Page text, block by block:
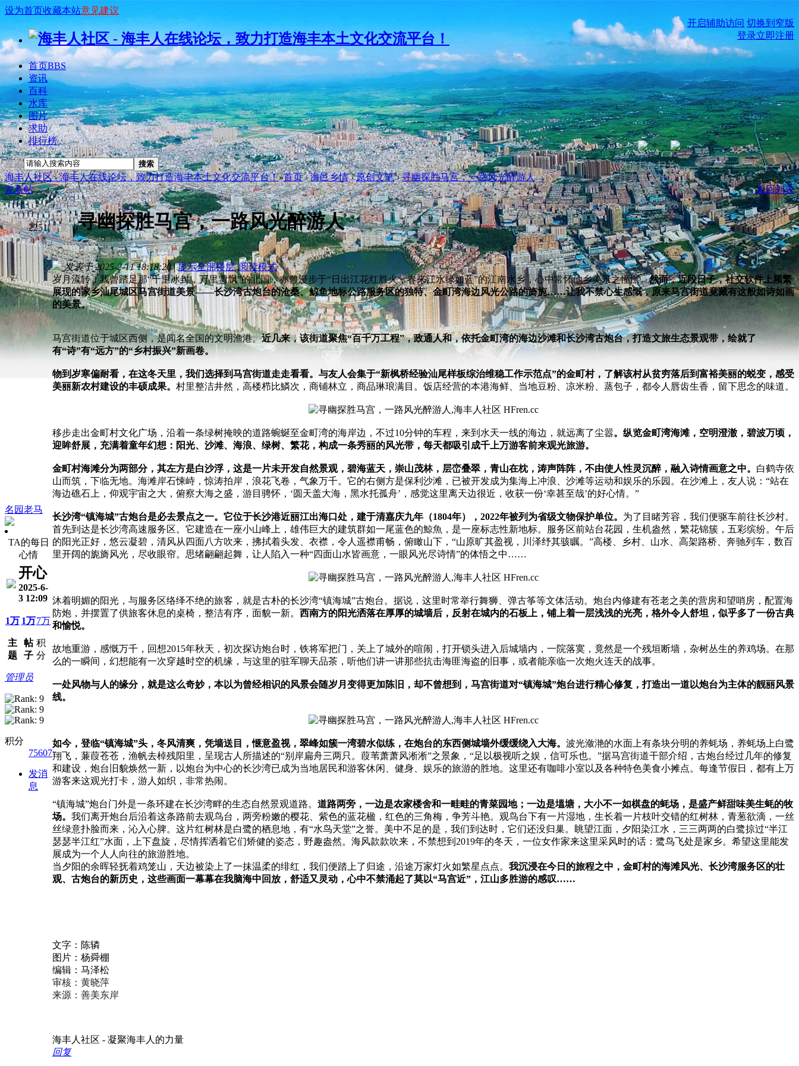
设为首页收藏本站意见建议
开启辅助访问 切换到窄版
登录立即注册
首页BBS
资讯
百科
水库
图片
求助
排行榜
搜索 搜索
海丰人社区 - 海丰人在线论坛，致力打造海丰本土文化交流平台！»首页 › 海邑乡情 › 原创文笔 › 寻幽探胜马宫，一路风光醉游人
返回列表
发新帖
查看: 2251|回复: 0寻幽探胜马宫，一路风光醉游人
[复制链接]
名园老马
TA的每日
心情
开心
2025-6-
3 12:09
1万
主
题
1万
帖
子
7万
积
分
管理员
积分
75607
发消
息
发表于 2025-2-11 18:18:20 | 显示全部楼层 |阅读模式
岁月流转，我曾踏足那“千里冰封，万里雪飘”的北国，亦曾漫步于“日出江花红胜火，春来江水绿如蓝”的江南水乡，心中常怀他乡美景之憧憬。然而，近段日子，社交软件上频繁
展现的家乡汕尾城区马宫街道美景——长沙湾古炮台的沧桑、鲸鱼地标公路服务区的独特、金町湾海边风光公路的旖旎……让我不禁心生感慨，原来马宫街道竟藏有这般如诗如画
的美景。
马宫街道位于城区西侧，是闻名全国的文明渔港。近几来，该街道聚焦“百千万工程”，政通人和，依托金町湾的海边沙滩和长沙湾古炮台，打造文旅生态景观带，绘就了
有“诗”有“远方”的“乡村振兴”新画卷。
物到岁寒偏耐看，在这冬天里，我们选择到马宫街道走走看看。与友人会集于“新枫桥经验汕尾样板综治维稳工作示范点”的金町村，了解该村从贫穷落后到富裕美丽的蜕变，感受
美丽新农村建设的丰硕成果。 村里整洁井然，高楼栉比鱗次，商铺林立，商品琳琅满目。饭店经营的本港海鲜、当地豆粉、凉米粉、蒸包子，都令人唇齿生香，留下思念的味道。
移步走出金町村文化广场，沿着一条绿树掩映的道路蜿蜒至金町湾的海岸边，不过10分钟的车程，来到水天一线的海边，就远离了尘嚣。纵览金町湾海滩，空明澄澈，碧波万顷，
迎眸舒展，充满着童年幻想：阳光、沙滩、海浪、绿树、繁花，构成一条秀丽的风光带，每天都吸引成千上万游客前来观光旅游。
金町村海滩分为两部分，其左方是白沙浮，这是一片未开发自然景观，碧海蓝天，崇山茂林，层峦叠翠，青山在枕，涛声阵阵，不由使人性灵沉醉，融入诗情画意之中。 白鹤寺依
山而筑，下临无地。海滩岸石悚峙，惊涛拍岸，浪花飞卷，气象万千。它的右侧方是保利沙滩，已被开发成为集海上冲浪、沙滩等运动和娱乐的乐园。在沙滩上，友人说：“站在
海边礁石上，仰观宇宙之大，俯察大海之盛，游目骋怀，‘圆天盖大海，黑水托孤舟’，感觉这里离天边很近，收获一份‘幸甚至哉’的好心情。”
长沙湾“镇海城”古炮台是必去景点之一。它位于长沙港近丽江出海口处，建于清嘉庆九年（1804年），2022年被列为省级文物保护单位。 为了目睹芳容，我们便驱车前往长沙村。
首先到达是长沙湾高速服务区。它建造在一座小山峰上，雄伟巨大的建筑群如一尾蓝色的鯨魚，是一座标志性新地标。服务区前站台花园，生机盎然，繁花锦簇，五彩缤纷。午后
的阳光正好，悠云凝碧，清风从四面八方吹来，拂拭着头发、衣襟，令人遥襟甫畅，俯瞰山下，“山原旷其盈视，川泽纾其骇瞩。”高楼、乡村、山水、高架路桥、奔驰列车，数百
里开阔的旎旖风光，尽收眼帘。思绪翩翩起舞，让人陷入一种“四面山水皆画意，一眼风光尽诗情”的体悟之中……
沐着明媚的阳光，与服务区络绎不绝的旅客，就是古朴的长沙湾“镇海城”古炮台。据说，这里时常举行舞狮、弹古筝等文体活动。炮台内修建有苍老之美的营房和望哨房，配置海
防炮，并摆置了供旅客休息的桌椅，整洁有序，面貌一新。 西南方的阳光洒落在厚厚的城墙后，反射在城内的石板上，铺上着一层浅浅的光亮，格外令人舒坦，似乎多了一份古典
和愉悦。
故地重游，感慨万千，回想2015年秋天，初次探访炮台时，铁将军把门，关上了城外的喧闹，打开锁头进入后城墙内，一院落寞，竟然是一个残垣断墙，杂树丛生的养鸡场。在那
么的一瞬间，幻想能有一次穿越时空的机缘，与这里的驻军聊天品茶，听他们讲一讲那些抗击海匪海盗的旧事，或者能亲临一次炮火连天的战事。
一处风物与人的缘分，就是这么奇妙，本以为曾经相识的风景会随岁月变得更加陈旧，却不曾想到，马宫街道对“镇海城”炮台进行精心修复，打造出一道以炮台为主体的靓丽风景
线。
如今，登临“镇海城”头，冬风清爽，凭墙送目，惬意盈视，翠峰如簇一湾碧水似练，在炮台的东西侧城墙外缓缓绕入大海。 波光潋滟的水面上有条块分明的养蚝场，养蚝场上白鹭
翔飞，蒹葭苍苍，渔帆去棹残阳里，呈现古人所描述的“别岸扁舟三两只。葭苇萧萧风淅淅”之景象，“足以极视听之娱，信可乐也。”据马宫街道干部介绍，古炮台经过几年的修复
和建设，炮台旧貌焕然一新，以炮台为中心的长沙湾已成为当地居民和游客休闲、健身、娱乐的旅游的胜地。这里还有咖啡小室以及各种特色美食小摊点。每逢节假日，都有上万
游客来这观光打卡，游人如织，非常热闹。
“镇海城”炮台门外是一条环建在长沙湾畔的生态自然景观道路。 道路两旁，一边是农家楼舍和一畦畦的青菜园地；一边是塭塘，大小不一如棋盘的蚝场，是盛产鲜甜味美生蚝的牧
场。 我们离开炮台后沿着这条路前去观鸟台，两旁粉嫩的樱花、紫色的蓝花楹，红色的三角梅，争芳斗艳。观鸟台下有一片湿地，生长着一片枝叶交错的红树林，青葱欲滴，一丝
丝绿意扑脸而来，沁入心脾。这片红树林是白鹭的栖息地，有“水鸟天堂”之誉。美中不足的是，我们到达时，它们还没归巢。眺望江面，夕阳染江水，三三两两的白鹭掠过“半江
瑟瑟半江红”水面，上下盘旋，尽情挥洒着它们矫健的姿态，野趣盎然。海风款款吹来，不禁想到2019年的冬天，一位女作家来这里采风时的话：鹭鸟飞处是家乡。希望这里能发
展成为一个人人向往的旅游胜地。
当夕阳的余晖轻抚着鸡笼山，天边被染上了一抹温柔的绯红，我们便踏上了归途，沿途万家灯火如繁星点点。 我沉浸在今日的旅程之中，金町村的海滩风光、长沙湾服务区的壮
观、古炮台的新历史，这些画面一幕幕在我脑海中回放，舒适又灵动，心中不禁涌起了莫以“马宫近”，江山多胜游的感叹……
文字：陈辚
图片：杨舜棚
编辑：马泽松
审核：黄晓萍
来源：善美东岸
海丰人社区 - 凝聚海丰人的力量
回复
微信扫一扫关
注海丰人社区
公众号